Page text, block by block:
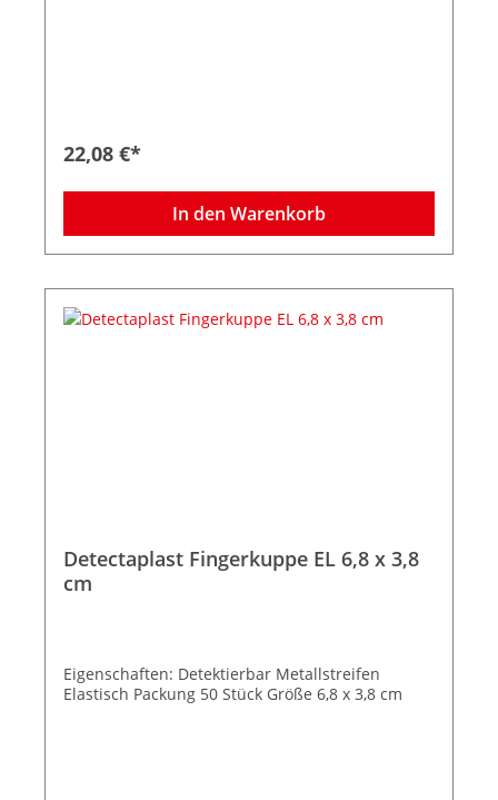
22,08 €*
In den Warenkorb
Detectaplast Fingerkuppe EL 6,8 x 3,8
cm
Eigenschaften: Detektierbar Metallstreifen
Elastisch Packung 50 Stück Größe 6,8 x 3,8 cm